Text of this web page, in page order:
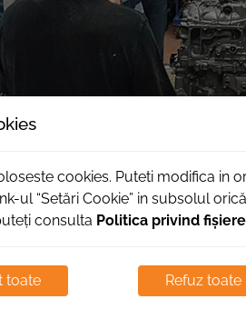
susțin cursurile de
cookies. Puteti modifica in
ul “Setări Cookie” in subsolul
consulta Politica privind
toate Refuz toate